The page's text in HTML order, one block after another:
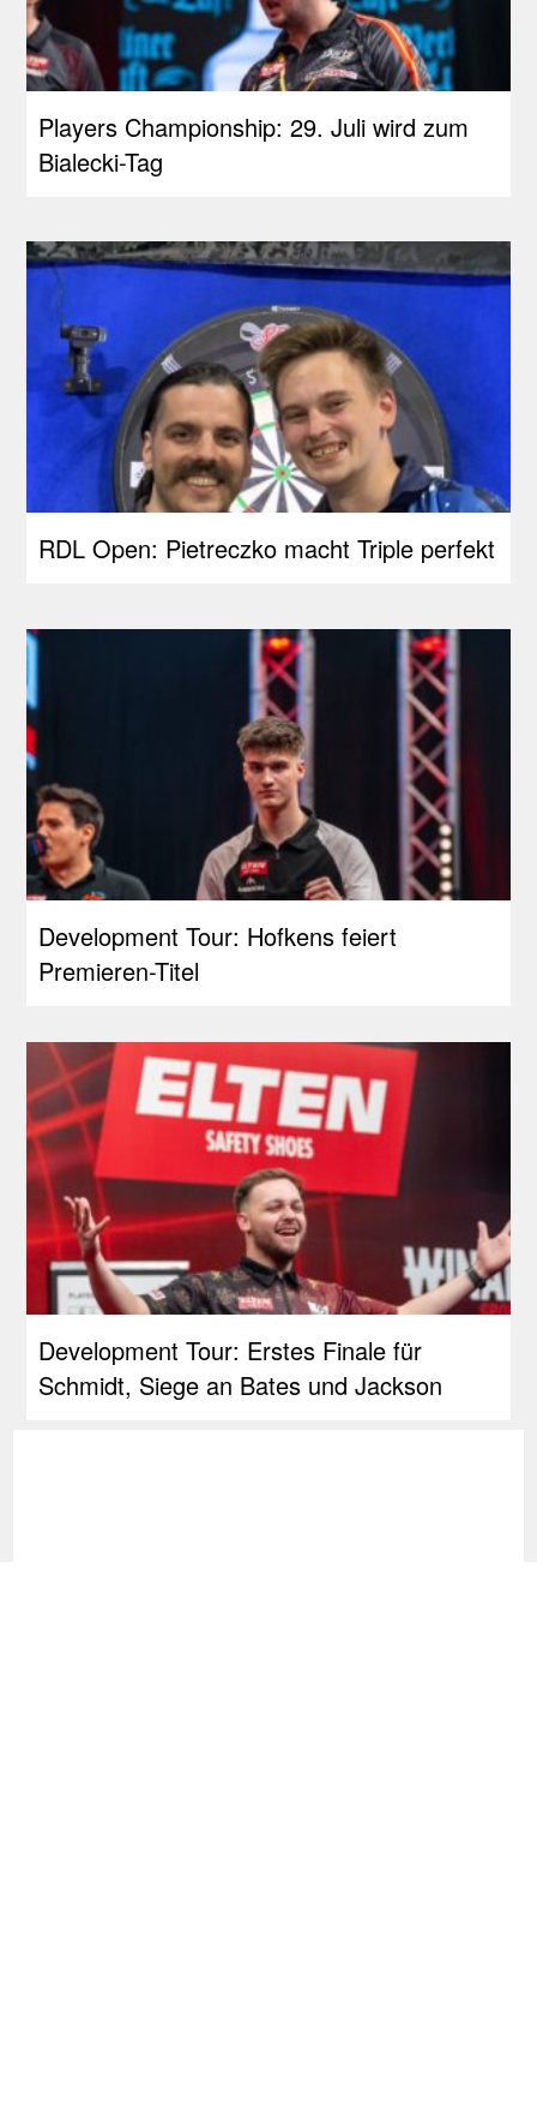
Players Championship: 29. Juli wird zum
Bialecki-Tag
RDL Open: Pietreczko macht Triple perfekt
Development Tour: Hofkens feiert
Premieren-Titel
Development Tour: Erstes Finale für
Schmidt, Siege an Bates und Jackson